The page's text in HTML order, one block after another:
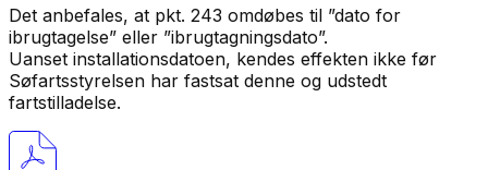
Det anbefales, at pkt. 243 omdøbes til ”dato for
ibrugtagelse” eller ”ibrugtagningsdato”.
Uanset installationsdatoen, kendes effekten ikke før
Søfartsstyrelsen har fastsat denne og udstedt
fartstilladelse.